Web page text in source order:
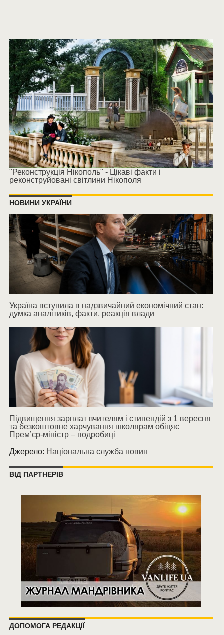
"Реконструкція Нікополь" - Цікаві факти і
реконструйовані світлини Нікополя
НОВИНИ УКРАЇНИ
Україна вступила в надзвичайний економічний стан:
думка аналітиків, факти, реакція влади
Підвищення зарплат вчителям і стипендій з 1 вересня
та безкоштовне харчування школярам обіцяє
Прем’єр-міністр – подробиці
Джерело: Національна служба новин
ВІД ПАРТНЕРІВ
ДОПОМОГА РЕДАКЦІЇ